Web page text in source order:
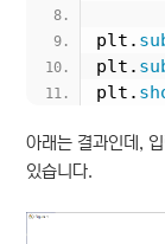
plt.
plt.
plt.
아래는 결과인데,
있습니다.